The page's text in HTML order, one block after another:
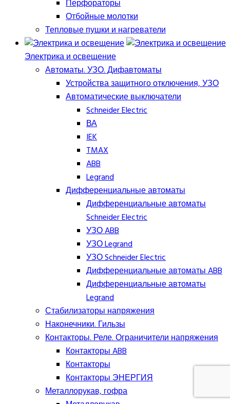
Перфораторы
Отбойные молотки
Тепловые пушки и нагреватели
Электрика и освещение
Автоматы. УЗО. Дифавтоматы
Устройства защитного отключения, УЗО
Автоматические выключатели
Schneider Electric
ВА
IEK
TMAX
ABB
Legrand
Дифференциальные автоматы
Дифференциальные автоматы
Schneider Electric
УЗО ABB
УЗО Legrand
УЗО Schneider Electric
Дифференциальные автоматы ABB
Дифференциальные автоматы
Legrand
Стабилизаторы напряжения
Наконечники. Гильзы
Контакторы. Реле. Ограничители напряжения
Контакторы ABB
Контакторы
Контакторы ЭНЕРГИЯ
Металлорукав, гофра